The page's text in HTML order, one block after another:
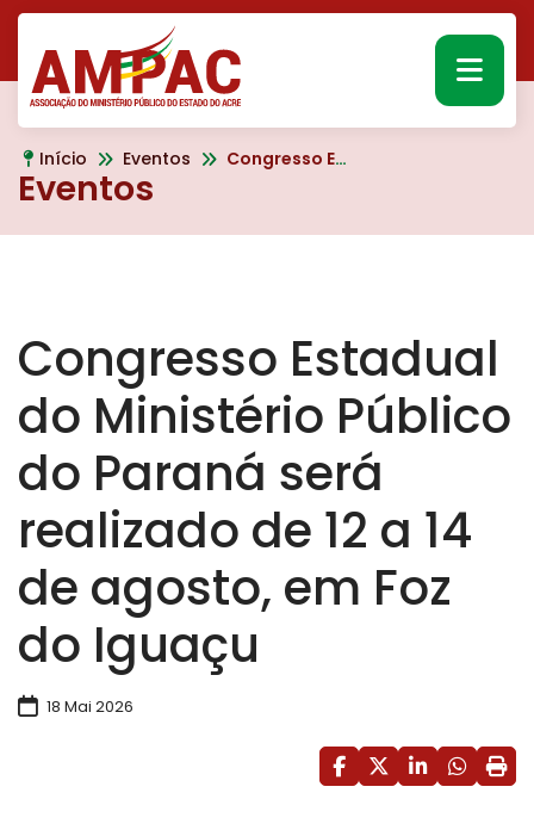
Eventos
Início Eventos Congresso Estadual do Ministério Público do Paraná será realizado de 12 a 14 de agosto, em Foz do Iguaçu
Congresso Estadual
do Ministério Público
do Paraná será
realizado de 12 a 14
de agosto, em Foz
do Iguaçu
18 Mai 2026